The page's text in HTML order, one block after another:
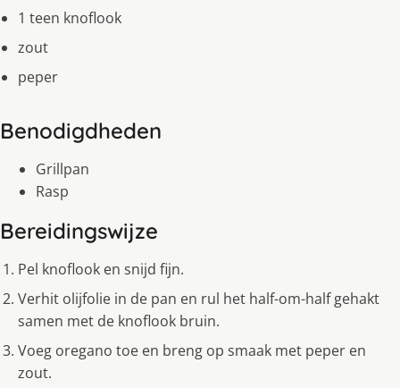
1 teen knoflook
zout
peper
Benodigdheden
Grillpan
Rasp
Bereidingswijze
Pel knoflook en snijd fijn.
Verhit olijfolie in de pan en rul het half-om-half gehakt
samen met de knoflook bruin.
Voeg oregano toe en breng op smaak met peper en
zout.